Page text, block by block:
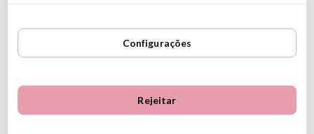
Características
Os adesivos têm formato arredondado e têm o tamanho ideal
para as mãos das crianças
Configurações
Rejeitar